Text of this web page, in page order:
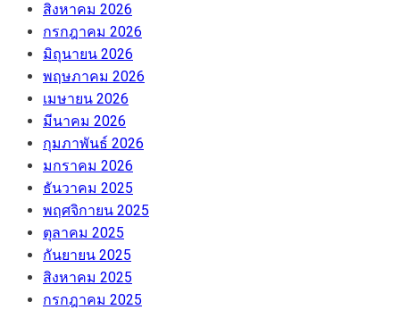
สิงหาคม 2026
กรกฎาคม 2026
มิถุนายน 2026
พฤษภาคม 2026
เมษายน 2026
มีนาคม 2026
กุมภาพันธ์ 2026
มกราคม 2026
ธันวาคม 2025
พฤศจิกายน 2025
ตุลาคม 2025
กันยายน 2025
สิงหาคม 2025
กรกฎาคม 2025